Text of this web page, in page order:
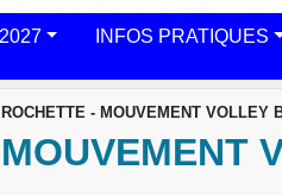
INFOS PRATIQUES
- MOUVEMENT VOLLEY